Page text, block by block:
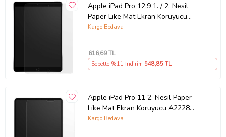
Apple iPad Pro 12.9 1. / 2. Nesil
Paper Like Mat Ekran Koruyucu
A1584 A1652 A167 (Renksiz)
Kargo Bedava
616,69 TL
Sepette %11 İndirim 548,85 TL
Apple iPad Pro 11 2. Nesil Paper
Like Mat Ekran Koruyucu A2228
A2068 A2230 A2231 (Renksiz)
Kargo Bedava